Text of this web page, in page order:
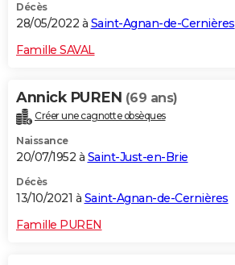
S'inscrire
Se connecter
Lycées
Collèges
Primaires
Universités
Entreprises
Service militaire
Avis de recherche
AVIS DE DÉCÈS
FORUM
Décès
28/05/2022 à Saint-Agnan-de-Cernières
Famille SAVAL
Annick PUREN (69 ans)
Créer une cagnotte obsèques
Naissance
20/07/1952 à Saint-Just-en-Brie
Décès
13/10/2021 à Saint-Agnan-de-Cernières
Famille PUREN